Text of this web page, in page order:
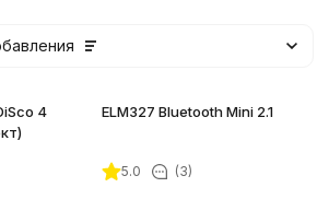
4
ELM327 Bluetooth Mini 2.1
5.0 (3)